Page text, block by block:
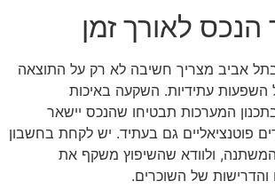
הנכס לאורך זמן
אביב מצריך חשיבה לא רק על התוצאה
השפעות עתידיות. השקעה באיכות
המערכות תבטיחו שהנכס יישאר
פוטנציאליים גם בעתיד. יש לקחת בחשבון
ולוודא שהשיפוץ משקף את
והדרישות של השוכרים.